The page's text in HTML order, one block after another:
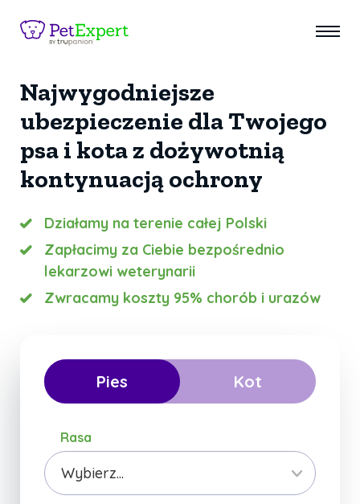
Najwygodniejsze
ubezpieczenie dla Twojego
psa i kota z dożywotnią
kontynuacją ochrony
Działamy na terenie całej Polski
Zapłacimy za Ciebie bezpośrednio
lekarzowi weterynarii
Zwracamy koszty 95% chorób i urazów
Pies Kot
Rasa
Wybierz...